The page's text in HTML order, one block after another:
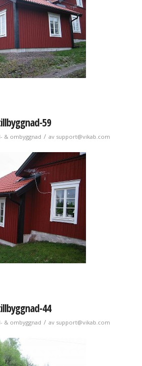
59
& ombyggnad / av support@vikab.com
44
& ombyggnad / av support@vikab.com